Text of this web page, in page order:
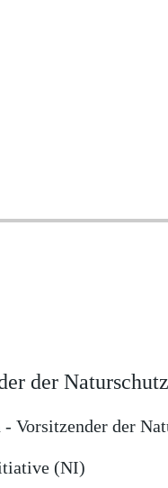
der
- Vorsitzender der
(NI)